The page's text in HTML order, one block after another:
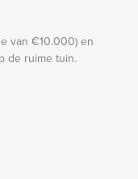
van €10.000) en
de ruime tuin.